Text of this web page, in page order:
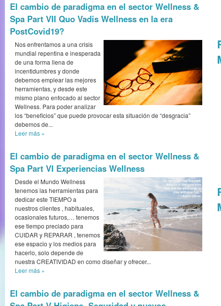
El cambio de paradigma en el sector Wellness &
Spa Part VII Quo Vadis Wellness en la era
PostCovid19?
Nos enfrentamos a una crisis
mundial repentina e inesperada
de una forma llena de
incentidumbres y donde
debemos emplear las mejores
herramientas, y desde este
mismo plano enfocado al sector
Wellness. Para poder analizar
los “beneficios” que puede provocar esta situación de “desgracia”
debemos de...
Leer más »
El cambio de paradigma en el sector Wellness &
Spa Part VI Experiencias Wellness
Desde el Mundo Wellness
tenemos las herramientas para
dedicar este TIEMPO a
nuestros clientes , habituales,
ocasionales futuros,… tenemos
ese tiempo preciado para
CUIDAR y REPARAR , tenemos
ese espacio y los medios para
hacerlo, solo depende de
nuestra CREATIVIDAD en como diseñar y ofrecer...
Leer más »
El cambio de paradigma en el sector Wellness &